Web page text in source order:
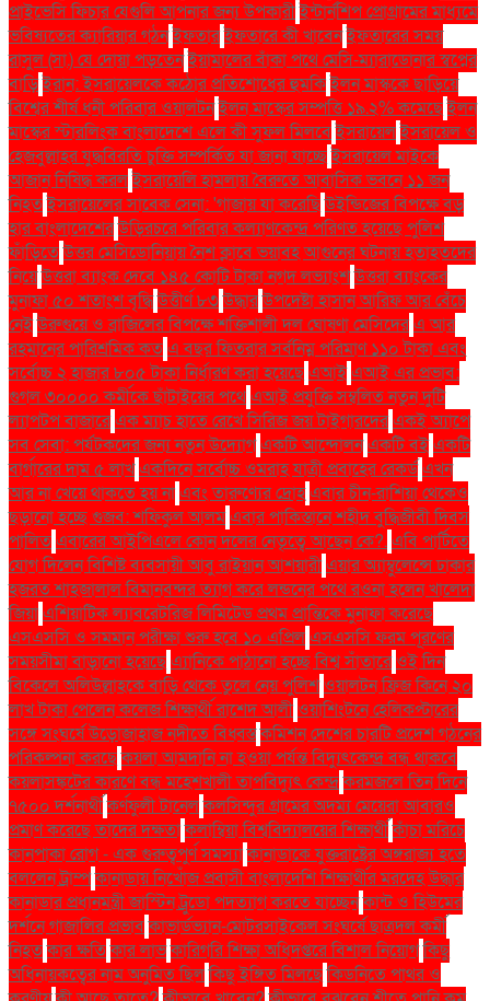
প্রাইভেসি ফিচার যেগুলি আপনার জন্য উপকারীইন্টার্নশিপ প্রোগ্রামের মাধ্যমে
ভবিষ্যতের ক্যারিয়ার গঠনইফতারইফতারে কী খাবেনইফতারের সময়
রাসুল (সা.) যে দোয়া পড়তেনইয়ামালের বাঁকা পথে মেসি-ম্যারাডোনার স্বপ্নের
বাড়িইরান: ইসরায়েলকে কঠোর প্রতিশোধের হুমকিইলন মাস্ককে ছাড়িয়ে
বিশ্বের শীর্ষ ধনী পরিবার ওয়ালটনইলন মাস্কের সম্পত্তি ১৯.২% কমেছেইলন
মাস্কের স্টারলিংক বাংলাদেশে এলে কী সুফল মিলবেইসরায়েলইসরায়েল ও
হেজবুল্লাহর যুদ্ধবিরতি চুক্তি সম্পর্কিত যা জানা যাচ্ছেইসরায়েল মাইকে
আজান নিষিদ্ধ করলইসরায়েলি হামলায় বৈরুতে আবাসিক ভবনে ১১ জন
নিহতইসরায়েলের সাবেক সেনা: 'গাজায় যা করেছিউইন্ডিজের বিপক্ষে বড়
হার বাংলাদেশেরউড়িরচরে পরিবার কল্যাণকেন্দ্র পরিণত হয়েছে পুলিশ
ফাঁড়িতেউত্তর মেসিডোনিয়ায় নৈশ ক্লাবে ভয়াবহ আগুনের ঘটনায় হতাহতদের
নিয়েউত্তরা ব্যাংক দেবে ১৪৫ কোটি টাকা নগদ লভ্যাংশউত্তরা ব্যাংকের
মুনাফা ৫০ শতাংশ বৃদ্ধিউত্তীর্ণ ৮৩উদ্ধারউপদেষ্টা হাসান আরিফ আর বেঁচে
নেইউরুগুয়ে ও ব্রাজিলের বিপক্ষে শক্তিশালী দল ঘোষণা মেসিদেরএ আর
রহমানের পারিশ্রমিক কতএ বছর ফিতরার সর্বনিম্ন পরিমাণ ১১০ টাকা এবং
সর্বোচ্চ ২ হাজার ৮০৫ টাকা নির্ধারণ করা হয়েছেএআইএআই এর প্রভাব:
গুগল ৩০০০০ কর্মীকে ছাঁটাইয়ের পথেএআই প্রযুক্তি সম্বলিত নতুন দুটি
ল্যাপটপ বাজারেএক ম্যাচ হাতে রেখে সিরিজ জয় টাইগারদেরএকই অ্যাপে
সব সেবা: পর্যটকদের জন্য নতুন উদ্যোগএকটি আন্দোলনএকটি বইএকটি
বার্গারের দাম ৫ লাখএকদিনে সর্বোচ্চ ওমরাহ যাত্রী প্রবাহের রেকর্ডএখন
আর না খেয়ে থাকতে হয় নাএবং তারুণ্যের দ্রোহএবার চীন-রাশিয়া থেকেও
ছড়ানো হচ্ছে গুজব: শফিকুল আলমএবার পাকিস্তানে শহীদ বুদ্ধিজীবী দিবস
পালিতএবারের আইপিএলে কোন দলের নেতৃত্বে আছেন কে?.এবি পার্টিতে
যোগ দিলেন বিশিষ্ট ব্যবসায়ী আবু রাইয়ান আশয়ারীএয়ার অ্যাম্বুলেন্সে ঢাকার
হজরত শাহজালাল বিমানবন্দর ত্যাগ করে লন্ডনের পথে রওনা হলেন খালেদা
জিয়াএশিয়াটিক ল্যাবরেটরিজ লিমিটেড প্রথম প্রান্তিকে মুনাফা করেছে
এসএসসি ও সমমান পরীক্ষা শুরু হবে ১০ এপ্রিলএসএসসি ফরম পূরণের
সময়সীমা বাড়ানো হয়েছেএ্যানিকে পাঠানো হচ্ছে বিশ্ব সাঁতারেওই দিন
বিকেলে অলিউল্লাহকে বাড়ি থেকে তুলে নেয় পুলিশওয়ালটন ফ্রিজ কিনে ২০
লাখ টাকা পেলেন কলেজ শিক্ষার্থী রাশেদ আলীওয়াশিংটনে হেলিকপ্টারের
সঙ্গে সংঘর্ষে উড়োজাহাজ নদীতে বিধ্বস্তকমিশন দেশের চারটি প্রদেশ গঠনের
পরিকল্পনা করছেকয়লা আমদানি না হওয়া পর্যন্ত বিদ্যুৎকেন্দ্র বন্ধ থাকবে
কয়লাসঙ্কটের কারণে বন্ধ মহেশখালী তাপবিদ্যুৎ কেন্দ্রকরমজলে তিন দিনে
৭৫০০ দর্শনার্থীকর্ণফুলী টানেলকলসিন্দুর গ্রামের অদম্য মেয়েরা আবারও
প্রমাণ করেছে তাদের দক্ষতাকলাম্বিয়া বিশ্ববিদ্যালয়ের শিক্ষার্থীকাঁচা মরিচে
কানপাকা রোগ - এক গুরুত্বপুর্ণ সমস্যাকানাডাকে যুক্তরাষ্ট্রের অঙ্গরাজ্য হতে
বললেন ট্রাম্পকানাডায় নিখোঁজ প্রবাসী বাংলাদেশি শিক্ষার্থীর মরদেহ উদ্ধার
কানাডার প্রধানমন্ত্রী জাস্টিন ট্রুডো পদত্যাগ করতে যাচ্ছেনকান্ট ও হিউমের
দর্শনে গাজালির প্রভাবকাভার্ডভ্যান-মোটরসাইকেল সংঘর্ষে ছাত্রদল কর্মী
নিহতকার ক্ষতিকার লাভকারিগরি শিক্ষা অধিদপ্তরে বিশাল নিয়োগকিছু
অধিনায়কত্বের নাম অনুমিত ছিলকিছু ইঙ্গিত মিলছেকিডনিতে পাথর ও